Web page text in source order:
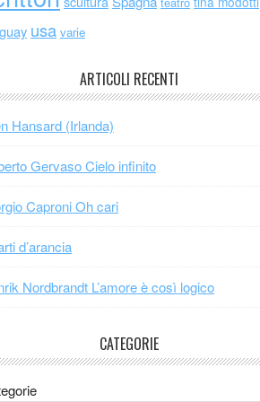
usa varie
ARTICOLI RECENTI
Hansard (Irlanda)
Gervaso Cielo infinito
Caproni Oh cari
d’arancia
Nordbrandt L’amore è così logico
CATEGORIE